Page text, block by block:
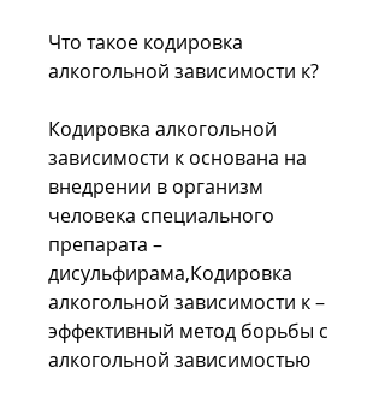
Что такое кодировка
алкогольной зависимости к?
Кодировка алкогольной
зависимости к основана на
внедрении в организм
человека специального
препарата –
дисульфирама,Кодировка
алкогольной зависимости к –
эффективный метод борьбы с
алкогольной зависимостью